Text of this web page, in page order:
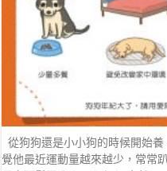
從狗狗還是小小狗的時候開始
覺他最近運動量越來越少，常常